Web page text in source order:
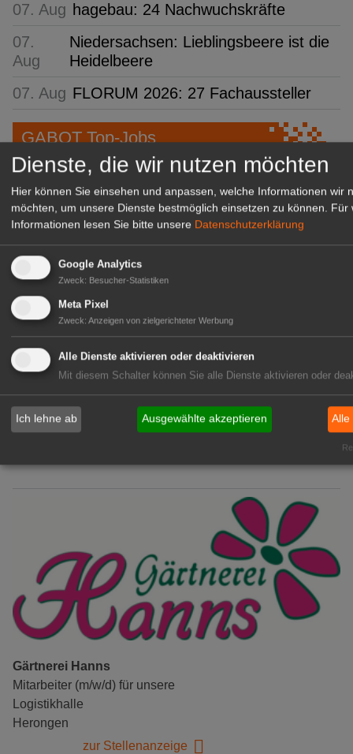
07. Aug hagebau: 24 Nachwuchskräfte
07.
Aug
Niedersachsen: Lieblingsbeere ist die
Heidelbeere
07. Aug FLORUM 2026: 27 Fachaussteller
GABOT Top-Jobs
Kientzler Jungpflanzen GmbH
& Co KG
Gärtner im Zierpflanzenbau
(m/w/d)
Gensingen
Gärtnerei Hanns
Mitarbeiter (m/w/d) für unsere
Logistikhalle
Herongen
zur Stellenanzeige
Dienste, die wir nutzen möchten
Hier können Sie einsehen und anpassen, welche Informationen wir
möchten, um unsere Dienste bestmöglich einsetzen zu können. Für
Informationen lesen Sie bitte unsere Datenschutzerklärung
Google Analytics
Zweck: Besucher-Statistiken
Meta Pixel
Zweck: Anzeigen von zielgerichteter Werbung
Alle Dienste aktivieren oder deaktivieren
Mit diesem Schalter können Sie alle Dienste aktivieren oder
Ich lehne ab Ausgewählte akzeptieren Alle